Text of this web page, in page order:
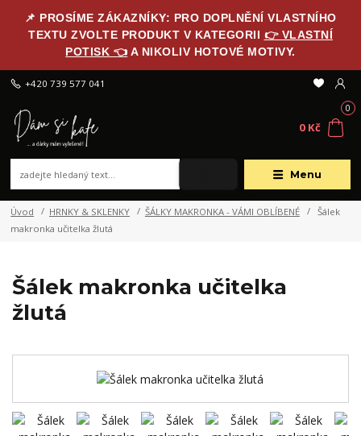
📌 PROSÍME ZÁKAZNÍKY: PRO DOPLNĚNÍ VLASTNÍHO
TEXTU ZVOLTE PRODUKT V KATEGORII 👉 VLASTNÍ
POTISK 👈 A NIKOLIV HOTOVÉ MOTIVY.
Menu
+420 739 577 041
0
0 Kč
Úvod HRNKY & SKLENKY ŠÁLKY MAKRONKA - VÁMI OBLÍBENÉ
Šálek
makronka učitelka žlutá
Šálek makronka učitelka
žlutá